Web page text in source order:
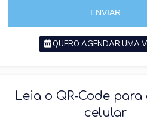
ENVIAR
QUERO AGENDAR UMA
VOLTAR
Leia o QR-Code
celular